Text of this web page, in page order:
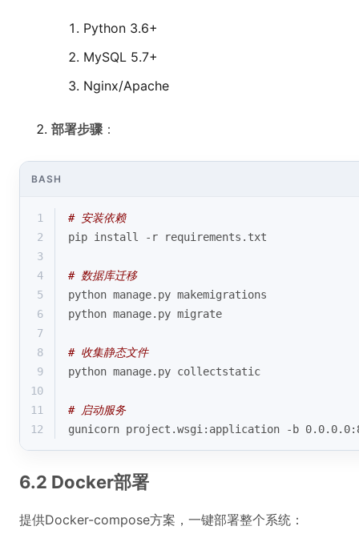
Python 3.6+
MySQL 5.7+
Nginx/Apache
部署步骤 ：
BASH
1
# 安装依赖
2
pip install -r requirements.txt
3
4
# 数据库迁移
5
python manage.py makemigrations
6
python manage.py migrate
7
8
# 收集静态文件
9
python manage.py collectstatic
10
11
# 启动服务
12
gunicorn project.wsgi:application -b
6.2 Docker部署
提供Docker-compose方案，一键部署整个系统：